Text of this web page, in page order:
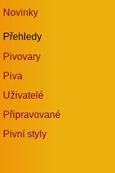
Novinky
Přehledy
Pivovary
Piva
Uživatelé
Připravované
Pivní styly